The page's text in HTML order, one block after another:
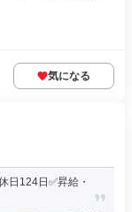
気になる
日124日✅️昇給・